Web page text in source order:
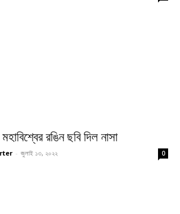
রঙিন ছবি দিল নাসা
- জুলাই ১৩, ২০২২ 0